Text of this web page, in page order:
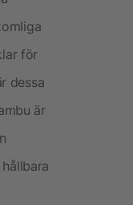
för
dessa
är